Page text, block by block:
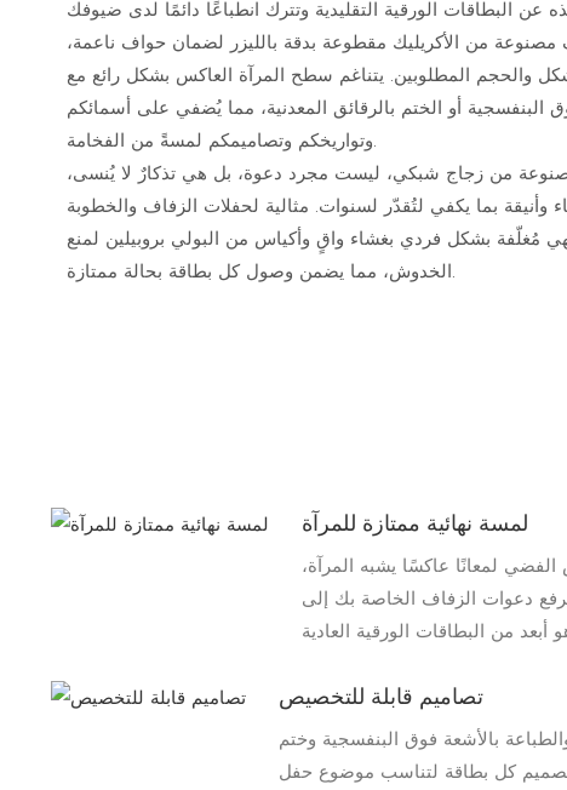
من الأكريليك مقطوعة بدقة بالليزر لضمان حواف ناعمة،
والحجم المطلوبين. يتناغم سطح المرآة العاكس بشكل رائع مع
البنفسجية أو الختم بالرقائق المعدنية، مما يُضفي على أسمائكم
وتواريخكم وتصاميمكم لمسةً من الفخامة.
من زجاج شبكي، ليست مجرد دعوة، بل هي تذكارٌ لا يُنسى،
وأنيقة بما يكفي لتُقدّر لسنوات. مثالية لحفلات الزفاف والخطوبة
مُغلّفة بشكل فردي بغشاء واقٍ وأكياس من البولي بروبيلين لمنع
الخدوش، مما يضمن وصول كل بطاقة بحالة ممتازة.
لمسة نهائية ممتازة للمرآة
لمعانًا عاكسًا يشبه المرآة،
دعوات الزفاف الخاصة بك إلى
تصاميم قابلة للتخصيص
بالأشعة فوق البنفسجية وختم
تصميم كل بطاقة لتناسب موضوع حفل